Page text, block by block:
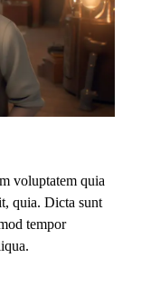
voluptatem quia
quia. Dicta sunt
tempor